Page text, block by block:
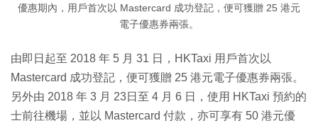
優惠期內，用戶首次以 Mastercard 成功登記，便可獲贈 25 港元
電子優惠券兩張。
由即日起至 2018 年 5 月 31 日，HKTaxi 用戶首次以
Mastercard 成功登記，便可獲贈 25 港元電子優惠券兩張。
另外由 2018 年 3 月 23日至 4 月 6 日，使用 HKTaxi 預約的
士前往機場，並以 Mastercard 付款，亦可享有 50 港元優